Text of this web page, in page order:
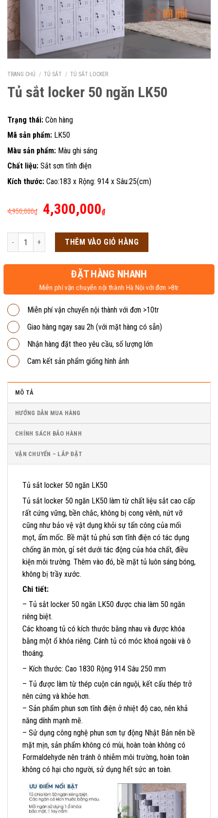
TRANG CHỦ / TỦ SẮT / TỦ SẮT LOCKER
Tủ sắt locker 50 ngăn LK50
Trạng thái: Còn hàng
Mã sản phẩm: LK50
Màu sản phẩm: Màu ghi sáng
Chất liệu: Sắt sơn tĩnh điện
Kích thước: Cao:183 x Rộng: 914 x Sâu:25(cm)
4,950,000₫
Giá
gốc
là:
4,950,000₫.
4,300,000₫Giá
tại
là:
4,300,000₫.
Tủ sắt locker 50 ngăn LK50 số lượng
THÊM VÀO GIỎ HÀNG
ĐẶT HÀNG NHANH
Miễn phí vận chuyển nội thành Hà Nội với đơn >8tr
Miễn phí vận chuyển nội thành với đơn >10tr
Giao hàng ngay sau 2h (với mặt hàng có sẵn)
Nhận hàng đặt theo yêu cầu, số lượng lớn
Cam kết sản phẩm giống hình ảnh
MÔ TẢ
HƯỚNG DẪN MUA HÀNG
CHÍNH SÁCH BẢO HÀNH
VẬN CHUYỂN – LẮP ĐẶT
Tủ sắt locker 50 ngăn LK50
Tủ sắt locker 50 ngăn LK50 làm từ chất liệu sắt cao cấp
rất cứng vững, bền chắc, không bị cong vênh, nứt vỡ
cũng như bảo vệ vật dụng khỏi sự tấn công của mối
mọt, ẩm mốc. Bề mặt tủ phủ sơn tĩnh điện có tác dụng
chống ăn mòn, gỉ sét dưới tác động của hóa chất, điều
kiện môi trường. Thêm vào đó, bề mặt tủ luôn sáng bóng,
không bị trầy xước.
Chi tiết:
– Tủ sắt locker 50 ngăn LK50 được chia làm 50 ngăn
riêng biệt.
Các khoang tủ có kích thước bằng nhau và được khóa
bằng một ổ khóa riêng. Cánh tủ có móc khoá ngoài và ô
thoáng.
– Kích thước: Cao 1830 Rộng 914 Sâu 250 mm
– Tủ được làm từ thép cuộn cán nguội, kết cấu thép trở
nên cứng và khỏe hơn.
– Sản phẩm phun sơn tĩnh điện ở nhiệt độ cao, nên khả
năng dính mạnh mẽ.
– Sử dụng công nghệ phun sơn tự động Nhật Bản nên bề
mặt mịn, sản phẩm không có mùi, hoàn toàn không có
Formaldehyde nên tránh ô nhiễm môi trường, hoàn toàn
không có hại cho người, sử dụng hết sức an toàn.